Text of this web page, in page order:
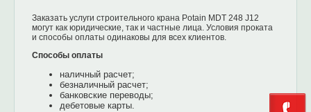
Заказать услуги строительного крана Potain MDT 248 J12
могут как юридические, так и частные лица. Условия проката
и способы оплаты одинаковы для всех клиентов.
Способы оплаты
наличный расчет;
безналичный расчет;
банковские переводы;
дебетовые карты.